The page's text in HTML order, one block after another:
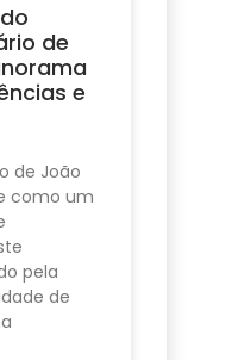
de
e
de João
como um
pela
de